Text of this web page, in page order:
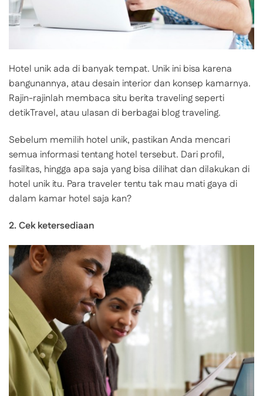
Hotel unik ada di banyak tempat. Unik ini bisa karena
bangunannya, atau desain interior dan konsep kamarnya.
Rajin-rajinlah membaca situ berita traveling seperti
detikTravel, atau ulasan di berbagai blog traveling.
Sebelum memilih hotel unik, pastikan Anda mencari
semua informasi tentang hotel tersebut. Dari profil,
fasilitas, hingga apa saja yang bisa dilihat dan dilakukan di
hotel unik itu. Para traveler tentu tak mau mati gaya di
dalam kamar hotel saja kan?
2. Cek ketersediaan